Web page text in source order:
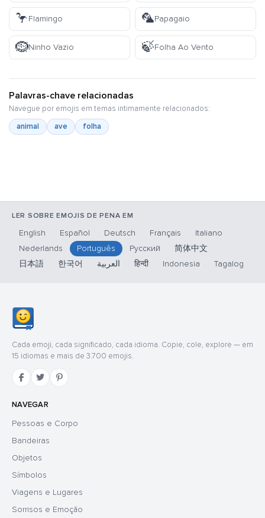
🦩Flamingo 🦜Papagaio
🪹Ninho Vazio 🍃Folha Ao Vento
Palavras-chave relacionadas
Navegue por emojis em temas intimamente relacionados:
animal
ave folha
LER SOBRE EMOJIS DE PENA EM
English Español Deutsch Français
Italiano
Nederlands
Português Русский
简体中文
日本語
한국어 العربية हिन्दी Indonesia Tagalog
Cada emoji, cada significado, cada idioma. Copie, cole, explore — em
15 idiomas e mais de 3.700 emojis.
NAVEGAR
Pessoas e Corpo
Bandeiras
Objetos
Símbolos
Viagens e Lugares
Sorrisos e Emoção